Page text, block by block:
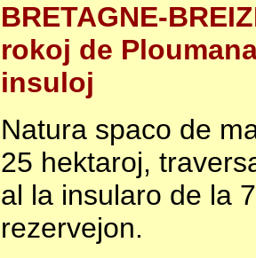
BRETAGNE-
rokoj de
insuloj
Natura spaco de
25 hektaroj,
al la insularo de la
rezervejon.